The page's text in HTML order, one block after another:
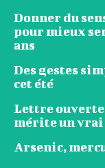
Donner du
pour mieux
ans
Des gestes
cet été
Lettre ouverte
mérite un vrai
Arsenic,